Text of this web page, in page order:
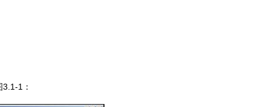
3.1-1 ：